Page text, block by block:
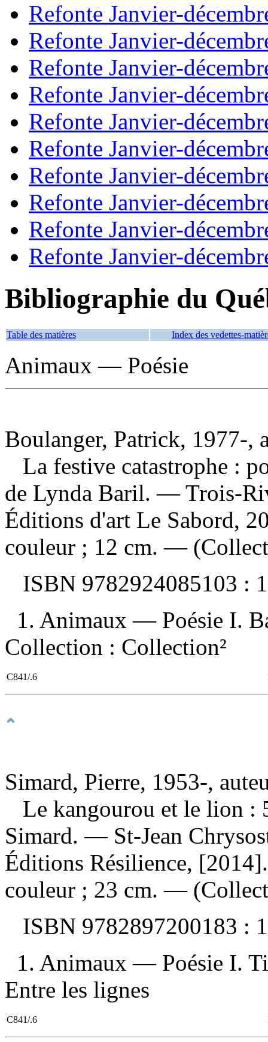
Refonte Janvier-
Refonte Janvier-
Refonte Janvier-
Refonte Janvier-
Refonte Janvier-
Refonte Janvier-
Refonte Janvier-
Refonte Janvier-
Refonte Janvier-
Refonte Janvier-
Bibliographie du
Table des matières Index des vedettes-
Animaux — Poésie
Boulanger, Patrick, 1977-,
La festive catastrophe :
de Lynda Baril. — Trois-
Éditions d'art Le Sabord,
couleur ; 12 cm. —
ISBN 9782924085103 :
1. Animaux — Poésie I.
Collection : Collection²
C841/.6
Simard, Pierre, 1953-,
Le kangourou et le lion :
Simard. — St-Jean
Éditions Résilience,
couleur ; 23 cm. —
ISBN 9782897200183 :
1. Animaux — Poésie I.
Entre les lignes
C841/.6